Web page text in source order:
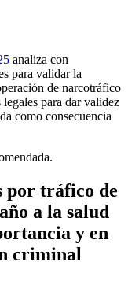
analiza con
para validar la
de narcotráfico
para dar validez
como consecuencia
por tráfico de
a la salud
y en
criminal